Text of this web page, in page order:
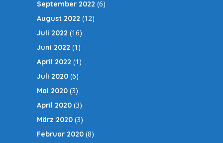
September 2022 (6)
August 2022 (12)
Juli 2022 (16)
Juni 2022 (1)
April 2022 (1)
Juli 2020 (6)
Mai 2020 (3)
April 2020 (3)
März 2020 (3)
Februar 2020 (8)